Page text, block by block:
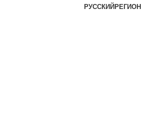
РУССКИЙ РЕГИОН